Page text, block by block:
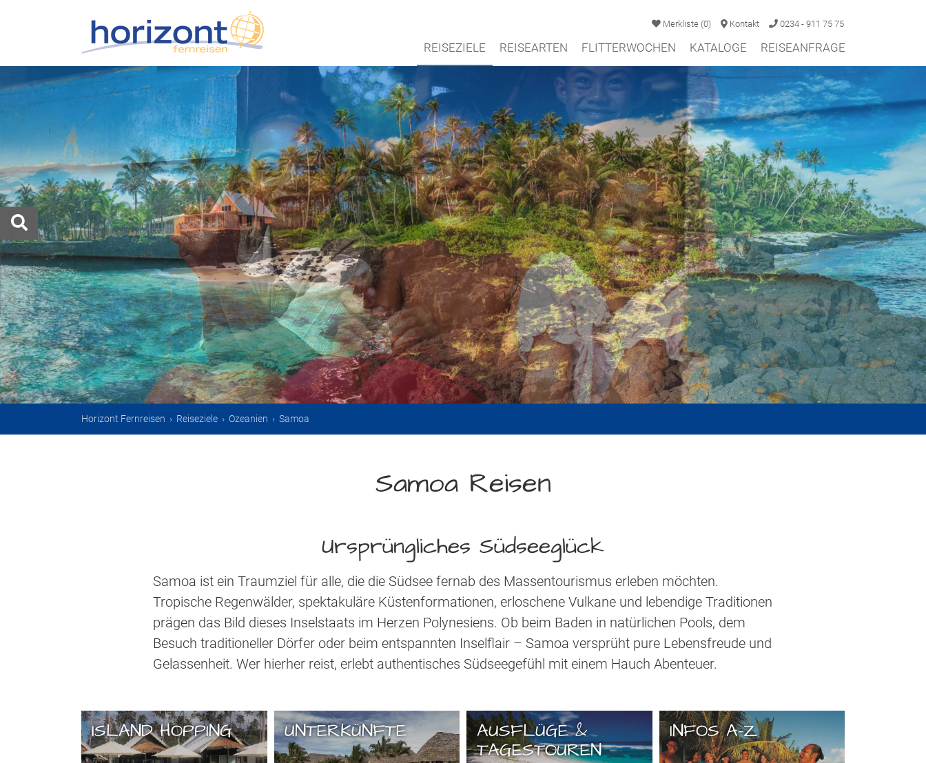
Merkliste (0) Kontakt 0234 - 911 75 75
REISEZIELE REISEARTEN FLITTERWOCHEN KATALOGE REISEANFRAGE
Horizont Fernreisen › Reiseziele › Ozeanien › Samoa
Samoa Reisen
Ursprüngliches Südseeglück
Samoa ist ein Traumziel für alle, die die Südsee fernab des Massentourismus erleben möchten.
Tropische Regenwälder, spektakuläre Küstenformationen, erloschene Vulkane und lebendige Traditionen
prägen das Bild dieses Inselstaats im Herzen Polynesiens. Ob beim Baden in natürlichen Pools, dem
Besuch traditioneller Dörfer oder beim entspannten Inselflair – Samoa versprüht pure Lebensfreude und
Gelassenheit. Wer hierher reist, erlebt authentisches Südseegefühl mit einem Hauch Abenteuer.
ISLAND HOPPING UNTERKÜNFTE AUSFLÜGE &
TAGESTOUREN
INFOS A-Z